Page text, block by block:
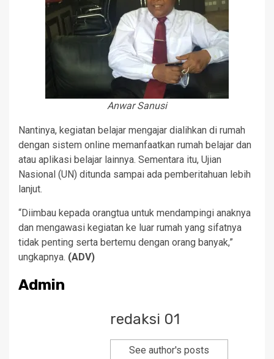
Anwar Sanusi
Nantinya, kegiatan belajar mengajar dialihkan di rumah
dengan sistem online memanfaatkan rumah belajar dan
atau aplikasi belajar lainnya. Sementara itu, Ujian
Nasional (UN) ditunda sampai ada pemberitahuan lebih
lanjut.
“Diimbau kepada orangtua untuk mendampingi anaknya
dan mengawasi kegiatan ke luar rumah yang sifatnya
tidak penting serta bertemu dengan orang banyak,”
ungkapnya. (ADV)
Admin
redaksi 01
See author's posts